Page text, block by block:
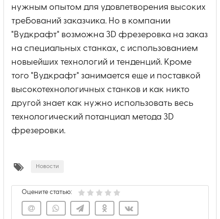
нужным опытом для удовлетворения высоких
требований заказчика. Но в компании
"Вудкрафт" возможна 3D фрезеровка на заказ
на специальных станках, с использованием
новыейших технологий и тенденций. Кроме
того "Вудкрафт" занимается еще и поставкой
высокотехнологичных станков и как никто
другой знает как нужно использовать весь
технологический потанциал метода 3D
фрезеровки.
Новости
Оцените статью: